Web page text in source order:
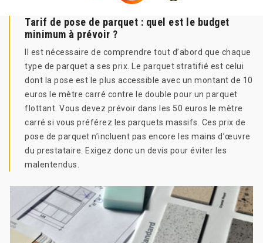
Tarif de pose de parquet : quel est le budget
minimum à prévoir ?
Il est nécessaire de comprendre tout d’abord que chaque
type de parquet a ses prix. Le parquet stratifié est celui
dont la pose est le plus accessible avec un montant de 10
euros le mètre carré contre le double pour un parquet
flottant. Vous devez prévoir dans les 50 euros le mètre
carré si vous préférez les parquets massifs. Ces prix de
pose de parquet n’incluent pas encore les mains d’œuvre
du prestataire. Exigez donc un devis pour éviter les
malentendus.